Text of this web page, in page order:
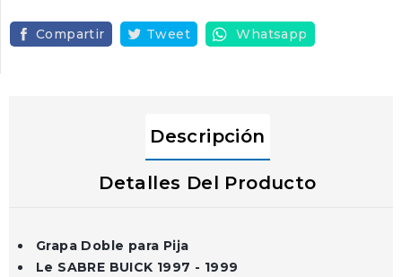
Compartir Tweet Whatsapp
Descripción
Detalles Del Producto
Grapa Doble para Pija
Le SABRE BUICK 1997 - 1999